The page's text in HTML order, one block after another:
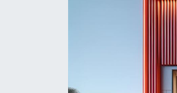
Süper Lig Puan Durumu ve